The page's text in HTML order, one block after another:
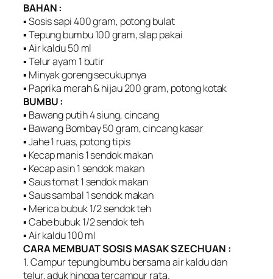
BAHAN :
▪ Sosis sapi 400 gram, potong bulat
▪ Tepung bumbu 100 gram, slap pakai
▪ Air kaldu 50 ml
▪ Telur ayam 1 butir
▪ Minyak goreng secukupnya
▪ Paprika merah & hijau 200 gram, potong kotak
BUMBU :
▪ Bawang putih 4 siung, cincang
▪ Bawang Bombay 50 gram, cincang kasar
▪ Jahe 1 ruas, potong tipis
▪ Kecap manis 1 sendok makan
▪ Kecap asin 1 sendok makan
▪ Saus tomat 1 sendok makan
▪ Saus sambal 1 sendok makan
▪ Merica bubuk 1/2 sendok teh
▪ Cabe bubuk 1/2 sendok teh
▪ Air kaldu 100 ml
CARA MEMBUAT SOSIS MASAK SZECHUAN :
1. Campur tepung bumbu bersama air kaldu dan
telur, aduk hingga tercampur rata.